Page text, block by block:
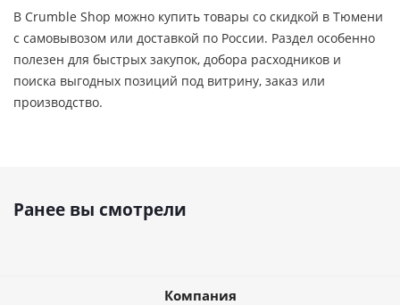
В Crumble Shop можно купить товары со скидкой в Тюмени
с самовывозом или доставкой по России. Раздел особенно
полезен для быстрых закупок, добора расходников и
поиска выгодных позиций под витрину, заказ или
производство.
Ранее вы смотрели
Компания